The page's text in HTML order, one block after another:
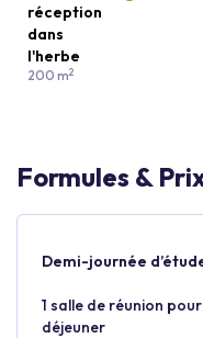
réception
dans
l'herbe
200 m2
Formules &
Demi-journée
1 salle de réunion
déjeuner